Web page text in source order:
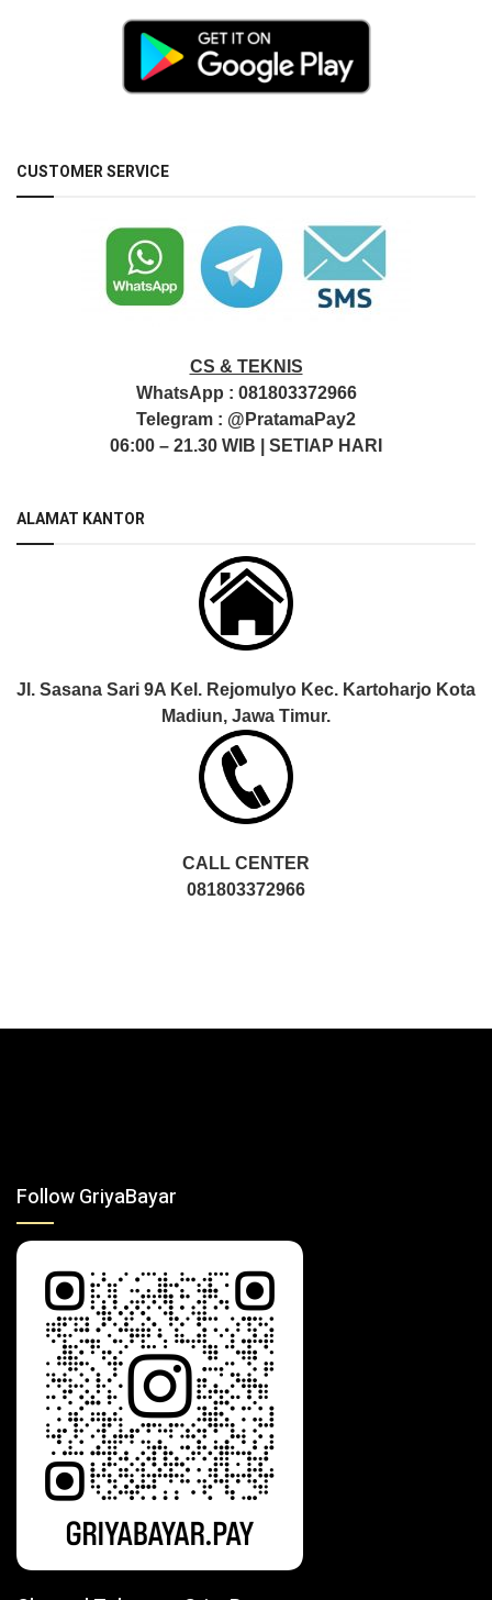
CUSTOMER SERVICE
CS & TEKNIS
WhatsApp : 081803372966
Telegram : @PratamaPay2
06:00 – 21.30 WIB | SETIAP HARI
ALAMAT KANTOR
Jl. Sasana Sari 9A Kel. Rejomulyo Kec. Kartoharjo Kota
Madiun, Jawa Timur.
CALL CENTER
081803372966
Follow GriyaBayar